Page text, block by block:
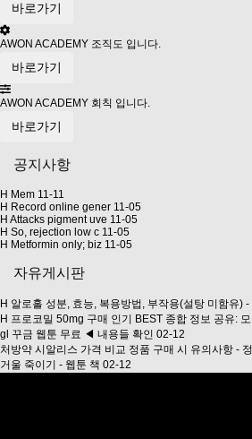
바로가기
AWON ACADEMY 조직도 입니다.
바로가기
AWON ACADEMY 회칙 입니다.
바로가기
공지사항
H Меm 11-11
H Record online gener 11-05
H Attacks pigment uve 11-05
H So, rejection low c 11-05
H Metformin only; biz 11-05
자유게시판
H 알로홀 성분, 효능, 복용방법, 부작용(설탕 미함유)
H 프로코밀 50mg 구매 인기 BEST 종합 정보 공유:
gl 꾸금 웹툰 무료 ◀ 내용들 확인 02-12
처방약 시알리스 가격 비교 정품 구매 시 유의사항 -
거울 죽이기 - 웹툰 책 02-12